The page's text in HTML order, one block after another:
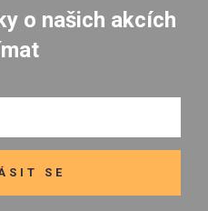
o našich akcích
SE